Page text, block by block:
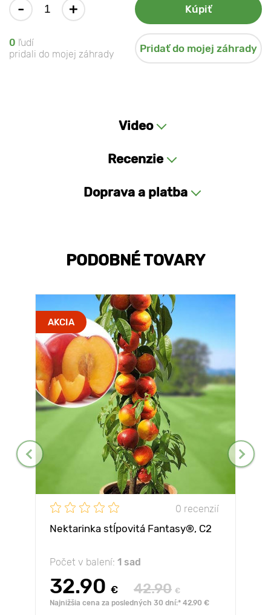
- + Kúpiť
0 ľudí
pridali do mojej záhrady
Pridať do mojej záhrady
Video
Recenzie
Doprava a platba
PODOBNÉ TOVARY
AKCIA
0 recenzií
Nektarinka stĺpovitá Fantasy®, C2
Počet v balení: 1 sad
32.90 € 42.90 €
Najnižšia cena za posledných 30 dní:* 42.90 €